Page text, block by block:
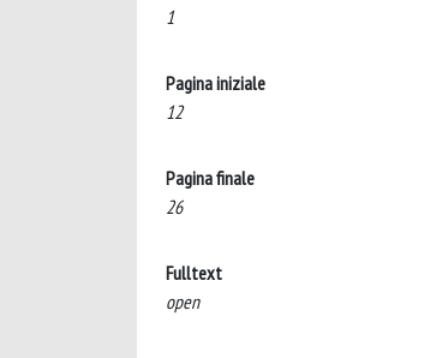
1
Pagina iniziale
12
Pagina finale
26
Fulltext
open